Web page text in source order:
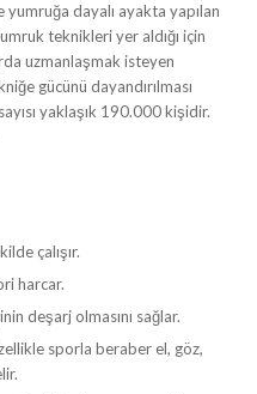
dayalı ayakta yapılan
teknikleri yer aldığı için
uzmanlaşmak isteyen
gücünü dayandırılması
yaklaşık 190.000 kişidir.
çalışır.
harcar.
deşarj olmasını sağlar.
sporla beraber el, göz,